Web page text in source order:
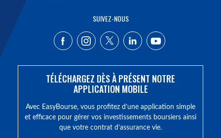
SUIVEZ-NOUS
TÉLÉCHARGEZ DÈS À PRÉSENT NOTRE
APPLICATION MOBILE
Avec EasyBourse, vous profitez d’une application simple
et efficace pour gérer vos investissements boursiers ainsi
que votre contrat d’assurance vie.